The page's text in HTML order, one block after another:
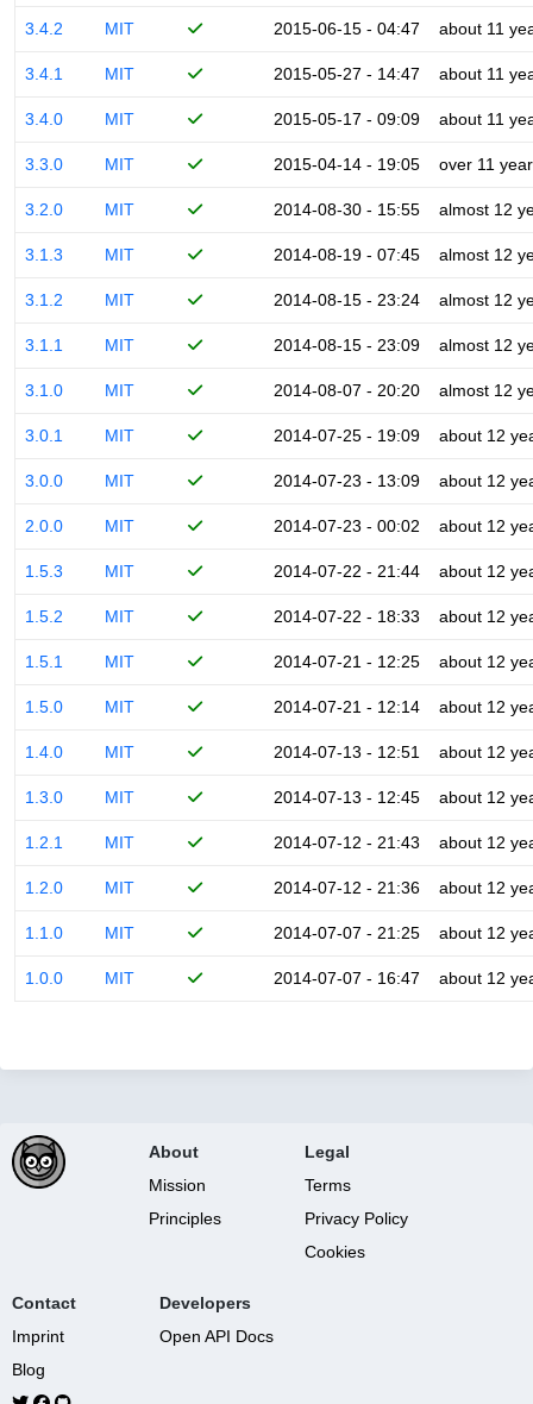
3.4.2 MIT 2015-06-15 - 04:47 about 11
3.4.1 MIT 2015-05-27 - 14:47 about 11
3.4.0 MIT 2015-05-17 - 09:09 about 11
3.3.0 MIT 2015-04-14 - 19:05 over 11
3.2.0 MIT 2014-08-30 - 15:55 almost 12
3.1.3 MIT 2014-08-19 - 07:45 almost 12
3.1.2 MIT 2014-08-15 - 23:24 almost 12
3.1.1 MIT 2014-08-15 - 23:09 almost 12
3.1.0 MIT 2014-08-07 - 20:20 almost 12
3.0.1 MIT 2014-07-25 - 19:09 about 12
3.0.0 MIT 2014-07-23 - 13:09 about 12
2.0.0 MIT 2014-07-23 - 00:02 about 12
1.5.3 MIT 2014-07-22 - 21:44 about 12
1.5.2 MIT 2014-07-22 - 18:33 about 12
1.5.1 MIT 2014-07-21 - 12:25 about 12
1.5.0 MIT 2014-07-21 - 12:14 about 12
1.4.0 MIT 2014-07-13 - 12:51 about 12
1.3.0 MIT 2014-07-13 - 12:45 about 12
1.2.1 MIT 2014-07-12 - 21:43 about 12
1.2.0 MIT 2014-07-12 - 21:36 about 12
1.1.0 MIT 2014-07-07 - 21:25 about 12
1.0.0 MIT 2014-07-07 - 16:47 about 12
About
Mission
Principles
Legal
Terms
Privacy Policy
Cookies
Contact
Imprint
Blog
Developers
Open API Docs